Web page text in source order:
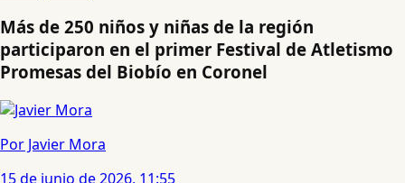
Más de 250 niños y niñas de la región
participaron en el primer Festival de Atletismo
Promesas del Biobío en Coronel
Por Javier Mora
15 de junio de 2026, 11:55